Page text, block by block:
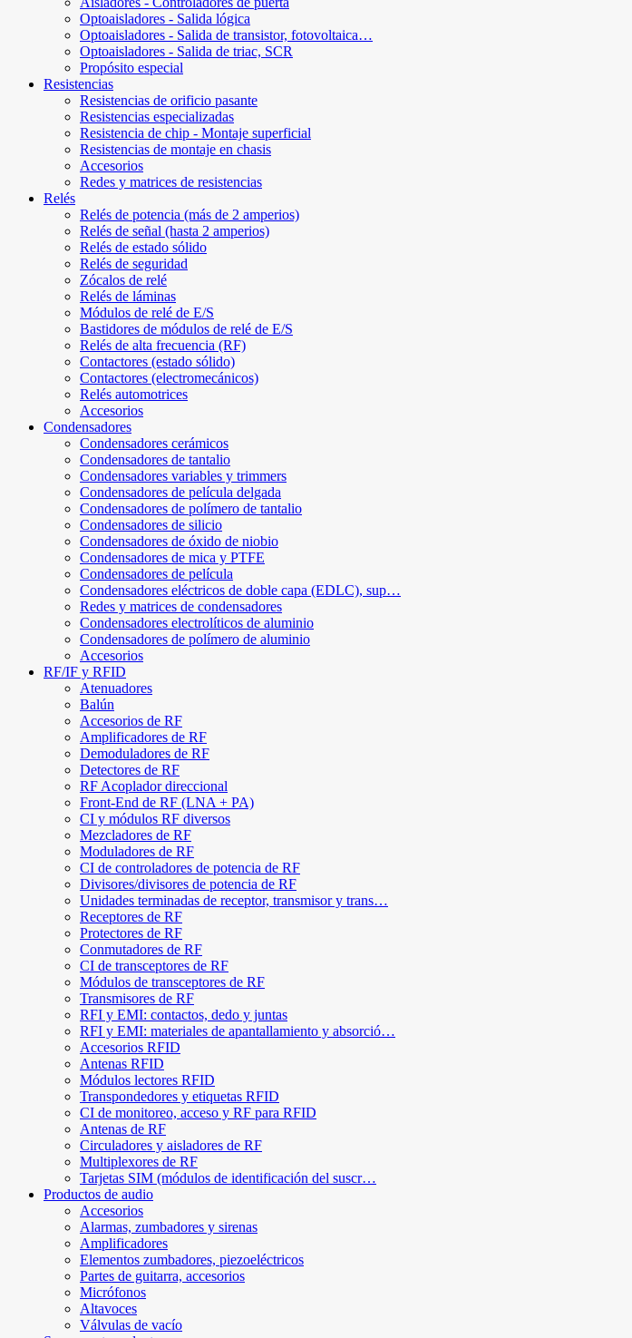
Optoaisladores - Salida lógica
Optoaisladores - Salida de transistor, fotovoltaica…
Optoaisladores - Salida de triac, SCR
Propósito especial
Resistencias
Resistencias de orificio pasante
Resistencias especializadas
Resistencia de chip - Montaje superficial
Resistencias de montaje en chasis
Accesorios
Redes y matrices de resistencias
Relés
Relés de potencia (más de 2 amperios)
Relés de señal (hasta 2 amperios)
Relés de estado sólido
Relés de seguridad
Zócalos de relé
Relés de láminas
Módulos de relé de E/S
Bastidores de módulos de relé de E/S
Relés de alta frecuencia (RF)
Contactores (estado sólido)
Contactores (electromecánicos)
Relés automotrices
Accesorios
Condensadores
Condensadores cerámicos
Condensadores de tantalio
Condensadores variables y trimmers
Condensadores de película delgada
Condensadores de polímero de tantalio
Condensadores de silicio
Condensadores de óxido de niobio
Condensadores de mica y PTFE
Condensadores de película
Condensadores eléctricos de doble capa (EDLC), sup…
Redes y matrices de condensadores
Condensadores electrolíticos de aluminio
Condensadores de polímero de aluminio
Accesorios
RF/IF y RFID
Atenuadores
Balún
Accesorios de RF
Amplificadores de RF
Demoduladores de RF
Detectores de RF
RF Acoplador direccional
Front-End de RF (LNA + PA)
CI y módulos RF diversos
Mezcladores de RF
Moduladores de RF
CI de controladores de potencia de RF
Divisores/divisores de potencia de RF
Unidades terminadas de receptor, transmisor y trans…
Receptores de RF
Protectores de RF
Conmutadores de RF
CI de transceptores de RF
Módulos de transceptores de RF
Transmisores de RF
RFI y EMI: contactos, dedo y juntas
RFI y EMI: materiales de apantallamiento y absorció…
Accesorios RFID
Antenas RFID
Módulos lectores RFID
Transpondedores y etiquetas RFID
CI de monitoreo, acceso y RF para RFID
Antenas de RF
Circuladores y aisladores de RF
Multiplexores de RF
Tarjetas SIM (módulos de identificación del suscr…
Productos de audio
Accesorios
Alarmas, zumbadores y sirenas
Amplificadores
Elementos zumbadores, piezoeléctricos
Partes de guitarra, accesorios
Micrófonos
Altavoces
Válvulas de vacío